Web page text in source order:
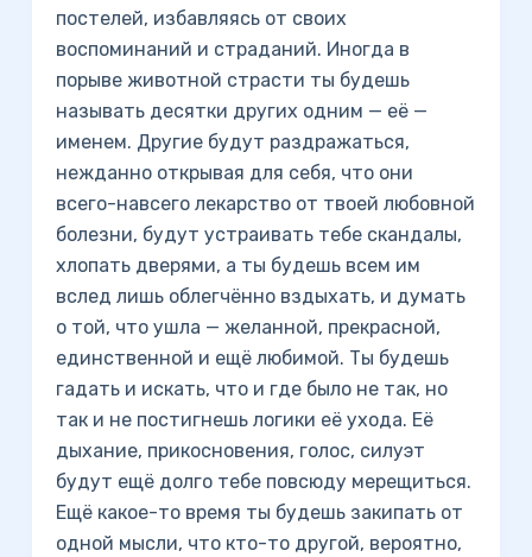
постелей, избавляясь от своих
воспоминаний и страданий. Иногда в
порыве животной страсти ты будешь
называть десятки других одним — её —
именем. Другие будут раздражаться,
нежданно открывая для себя, что они
всего-навсего лекарство от твоей любовной
болезни, будут устраивать тебе скандалы,
хлопать дверями, а ты будешь всем им
вслед лишь облегчённо вздыхать, и думать
о той, что ушла — желанной, прекрасной,
единственной и ещё любимой. Ты будешь
гадать и искать, что и где было не так, но
так и не постигнешь логики её ухода. Её
дыхание, прикосновения, голос, силуэт
будут ещё долго тебе повсюду мерещиться.
Ещё какое-то время ты будешь закипать от
одной мысли, что кто-то другой, вероятно,